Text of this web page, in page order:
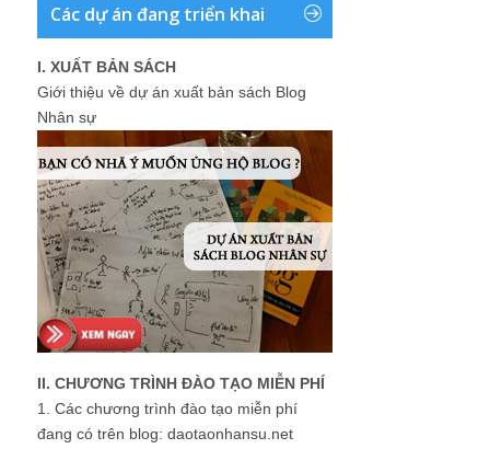
Các dự án đang triển khai
I. XUẤT BẢN SÁCH
Giới thiệu về dự án xuất bản sách Blog
Nhân sự
II. CHƯƠNG TRÌNH ĐÀO TẠO MIỄN PHÍ
1. Các chương trình đào tạo miễn phí
đang có trên blog: daotaonhansu.net